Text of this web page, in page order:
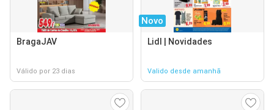
BragaJAV
Válido por 23 dias
Novo
Lidl | Novidades
Valido desde amanhã